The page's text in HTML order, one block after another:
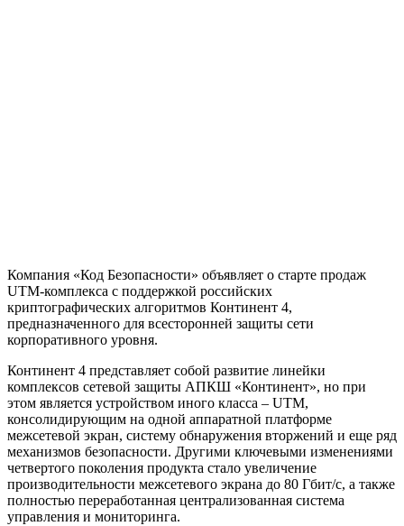
Компания «Код Безопасности» объявляет о старте продаж
UTM-комплекса с поддержкой российских
криптографических алгоритмов Континент 4,
предназначенного для всесторонней защиты сети
корпоративного уровня.
Континент 4 представляет собой развитие линейки
комплексов сетевой защиты АПКШ «Континент», но при
этом является устройством иного класса – UTM,
консолидирующим на одной аппаратной платформе
межсетевой экран, систему обнаружения вторжений и еще ряд
механизмов безопасности. Другими ключевыми изменениями
четвертого поколения продукта стало увеличение
производительности межсетевого экрана до 80 Гбит/с, а также
полностью переработанная централизованная система
управления и мониторинга.